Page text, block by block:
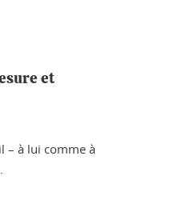
et
– à lui comme à